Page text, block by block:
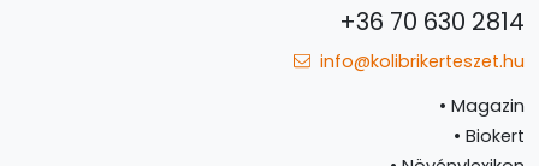
+36 70 630 2814
info@kolibrikerteszet.hu
• Magazin
• Biokert